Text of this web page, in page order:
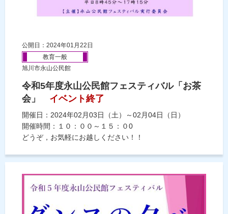
公開日：2024年01月22日
教育一般
旭川市永山公民館
令和5年度永山公民館フェスティバル「お茶
会」
イベント終了
開催日：2024年02月03日（土）～02月04日（日）
開催時間：１０：００～１５：０0
どうぞ，お気軽にお越しください！！